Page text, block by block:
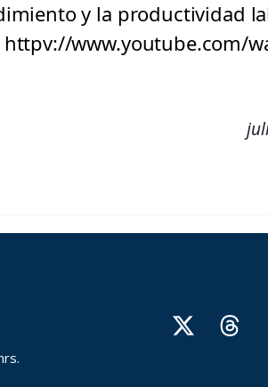
y la productividad
httpv://www.youtube.com/